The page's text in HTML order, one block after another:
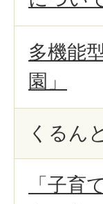
多機能
園」
くるん
「子育